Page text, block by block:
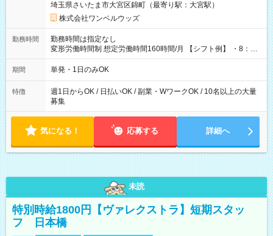
埼玉県さいたま市大宮区錦町（最寄り駅：大宮駅）
株式会社ワンベルウッズ
勤務時間
勤務時間は指定なし
変形労働時間制 想定労働時間160時間/月 【シフト例】 ・8：00
～21：00
期間 単発・1日のみOK
特徴
週1日からOK / 日払いOK / 副業・WワークOK / 10名以上の大量
募集
気になる！ 応募する 詳細へ
未読
特別時給1800円【ヴァレクストラ】短期スタッ
フ 日本橋